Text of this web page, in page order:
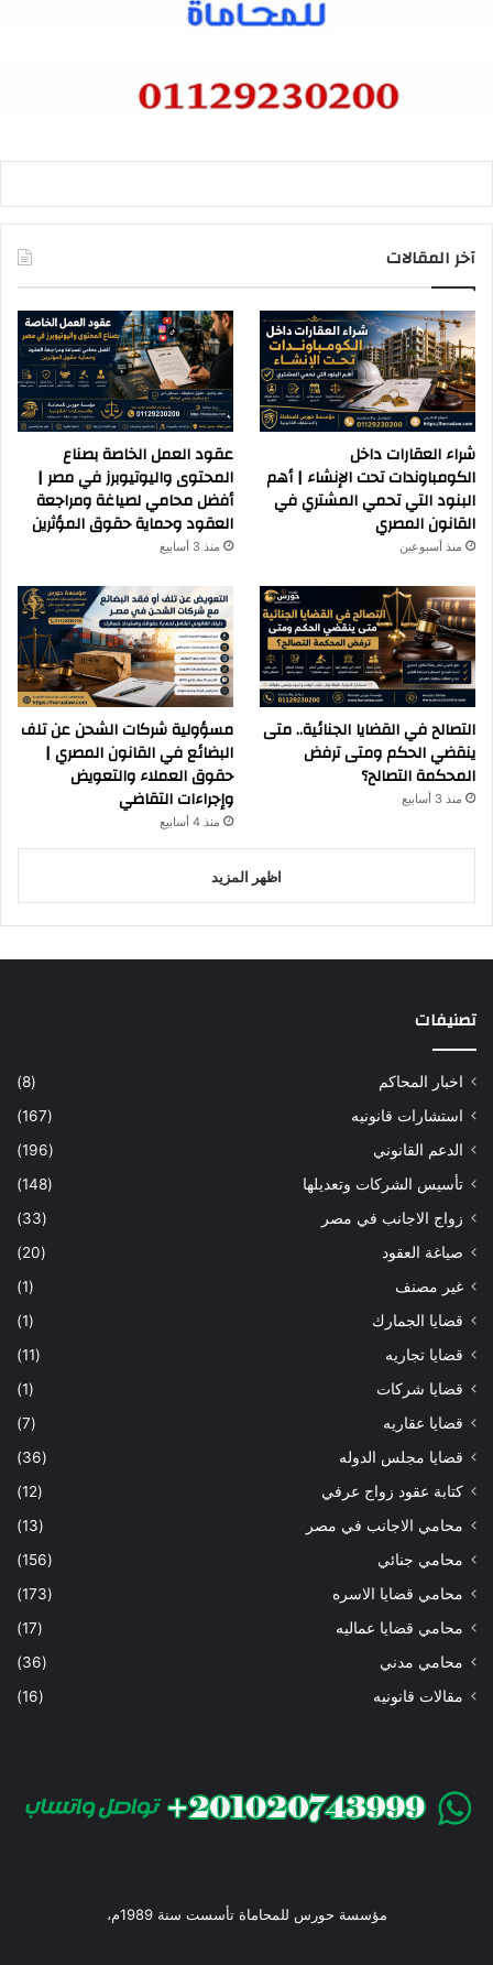
آخر المقالات
شراء العقارات داخل
الكومباوندات تحت الإنشاء | أهم
البنود التي تحمي المشتري في
القانون المصري
منذ أسبوعين
عقود العمل الخاصة بصناع
المحتوى واليوتيوبرز في مصر |
أفضل محامي لصياغة ومراجعة
العقود وحماية حقوق المؤثرين
منذ 3 أسابيع
التصالح في القضايا الجنائية.. متى
ينقضي الحكم ومتى ترفض
المحكمة التصالح؟
منذ 3 أسابيع
مسؤولية شركات الشحن عن تلف
البضائع في القانون المصري |
حقوق العملاء والتعويض
وإجراءات التقاضي
منذ 4 أسابيع
اظهر المزيد
تصنيفات
اخبار المحاكم
(8)
استشارات قانونيه
(167)
الدعم القانوني
(196)
تأسيس الشركات وتعديلها
(148)
زواج الاجانب في مصر
(33)
صياغة العقود
(20)
غير مصنف
(1)
قضايا الجمارك
(1)
قضايا تجاريه
(11)
قضايا شركات
(1)
قضايا عقاريه
(7)
قضايا مجلس الدوله
(36)
كتابة عقود زواج عرفي
(12)
محامي الاجانب في مصر
(13)
محامي جنائي
(156)
محامي قضايا الاسره
(173)
محامي قضايا عماليه
(17)
محامي مدني
(36)
مقالات قانونيه
(16)
مؤسسة حورس للمحاماة تأسست سنة 1989م،